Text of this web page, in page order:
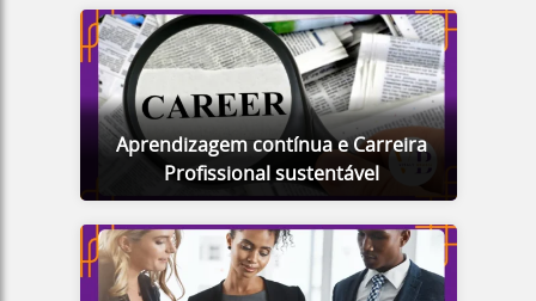
Aprendizagem contínua e Carreira
Profissional sustentável